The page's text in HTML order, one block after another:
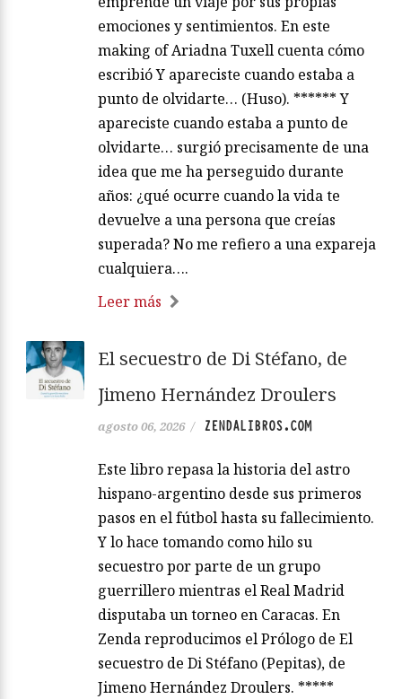
emociones y sentimientos. En este
making of Ariadna Tuxell cuenta cómo
escribió Y apareciste cuando estaba a
punto de olvidarte… (Huso). ****** Y
apareciste cuando estaba a punto de
olvidarte… surgió precisamente de una
idea que me ha perseguido durante
años: ¿qué ocurre cuando la vida te
devuelve a una persona que creías
superada? No me refiero a una expareja
cualquiera….
Leer más
El secuestro de Di Stéfano, de
Jimeno Hernández Droulers
agosto 06, 2026 / ZENDALIBROS.COM
Este libro repasa la historia del astro
hispano-argentino desde sus primeros
pasos en el fútbol hasta su fallecimiento.
Y lo hace tomando como hilo su
secuestro por parte de un grupo
guerrillero mientras el Real Madrid
disputaba un torneo en Caracas. En
Zenda reproducimos el Prólogo de El
secuestro de Di Stéfano (Pepitas), de
Jimeno Hernández Droulers. *****